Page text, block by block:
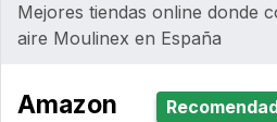
Mejores tiendas online donde
aire Moulinex en España
Amazon